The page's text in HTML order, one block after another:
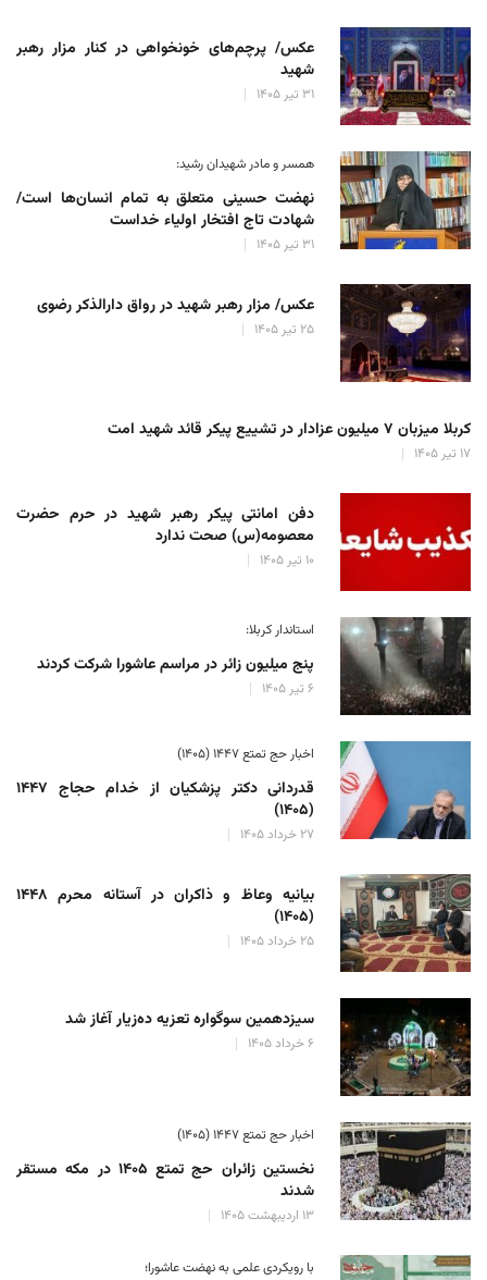
عکس/ پرچم‌های خونخواهی در کنار مزار رهبر
شهید
۳۱ تیر ۱۴۰۵
همسر و مادر شهیدان رشید:
نهضت حسینی متعلق به تمام انسان‌ها است/
شهادت تاج افتخار اولیاء خداست
۳۱ تیر ۱۴۰۵
عکس/ مزار رهبر شهید در رواق دارالذکر رضوی
۲۵ تیر ۱۴۰۵
کربلا میزبان ۷ میلیون عزادار در تشییع پیکر قائد شهید امت
۱۷ تیر ۱۴۰۵
دفن امانتی پیکر رهبر شهید در حرم حضرت
معصومه(س) صحت ندارد
۱۰ تیر ۱۴۰۵
استاندار کربلا:
پنج میلیون زائر در مراسم عاشورا شرکت کردند
۶ تیر ۱۴۰۵
اخبار حج تمتع ۱۴۴۷ (۱۴۰۵)
قدردانی دکتر پزشکیان از خدام حجاج ۱۴۴۷
(۱۴۰۵)
۲۷ خرداد ۱۴۰۵
بیانیه وعاظ و ذاکران در آستانه محرم ۱۴۴۸
(۱۴۰۵)
۲۵ خرداد ۱۴۰۵
سیزدهمین سوگواره تعزیه ده‌زیار آغاز شد
۶ خرداد ۱۴۰۵
اخبار حج تمتع ۱۴۴۷ (۱۴۰۵)
نخستین زائران حج تمتع ۱۴۰۵ در مکه مستقر
شدند
۱۳ اردیبهشت ۱۴۰۵
با رویکردی علمی به نهضت عاشورا؛